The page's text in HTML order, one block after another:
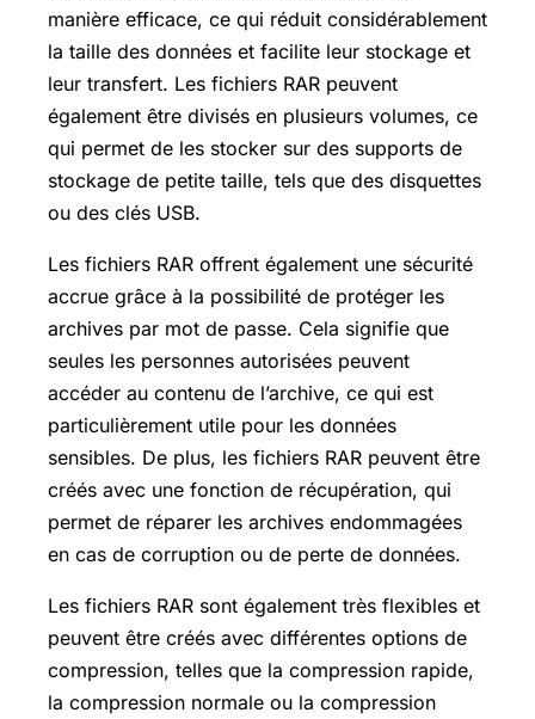
manière efficace, ce qui réduit considérablement
la taille des données et facilite leur stockage et
leur transfert. Les fichiers RAR peuvent
également être divisés en plusieurs volumes, ce
qui permet de les stocker sur des supports de
stockage de petite taille, tels que des disquettes
ou des clés USB.
Les fichiers RAR offrent également une sécurité
accrue grâce à la possibilité de protéger les
archives par mot de passe. Cela signifie que
seules les personnes autorisées peuvent
accéder au contenu de l’archive, ce qui est
particulièrement utile pour les données
sensibles. De plus, les fichiers RAR peuvent être
créés avec une fonction de récupération, qui
permet de réparer les archives endommagées
en cas de corruption ou de perte de données.
Les fichiers RAR sont également très flexibles et
peuvent être créés avec différentes options de
compression, telles que la compression rapide,
la compression normale ou la compression